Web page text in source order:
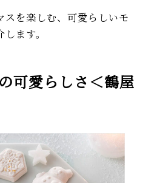
スを楽しむ、可愛らしいモ
ます。
可愛らしさ＜鶴屋